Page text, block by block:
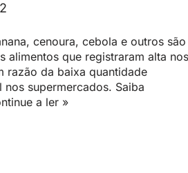
cenoura, cebola e outros são
alimentos que registraram alta nos
razão da baixa quantidade
nos supermercados. Saiba
a ler »